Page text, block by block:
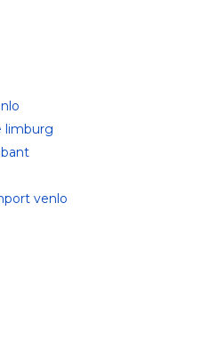
limburg
venlo